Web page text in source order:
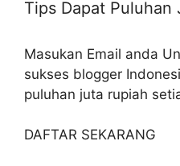
Tips Dapat Puluhan
Masukan Email anda
sukses blogger
puluhan juta rupiah
DAFTAR SEKARANG